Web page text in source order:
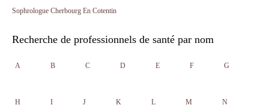
Sophrologue Cherbourg En Cotentin
Recherche de professionnels de santé par nom
A B C D E F G
H I J K L M N